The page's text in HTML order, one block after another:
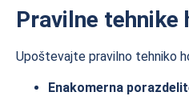
Pravilne tehnike
Upoštevajte pravilno tehniko
Enakomerna